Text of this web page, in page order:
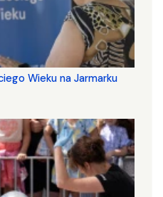
Wieku na Jarmarku